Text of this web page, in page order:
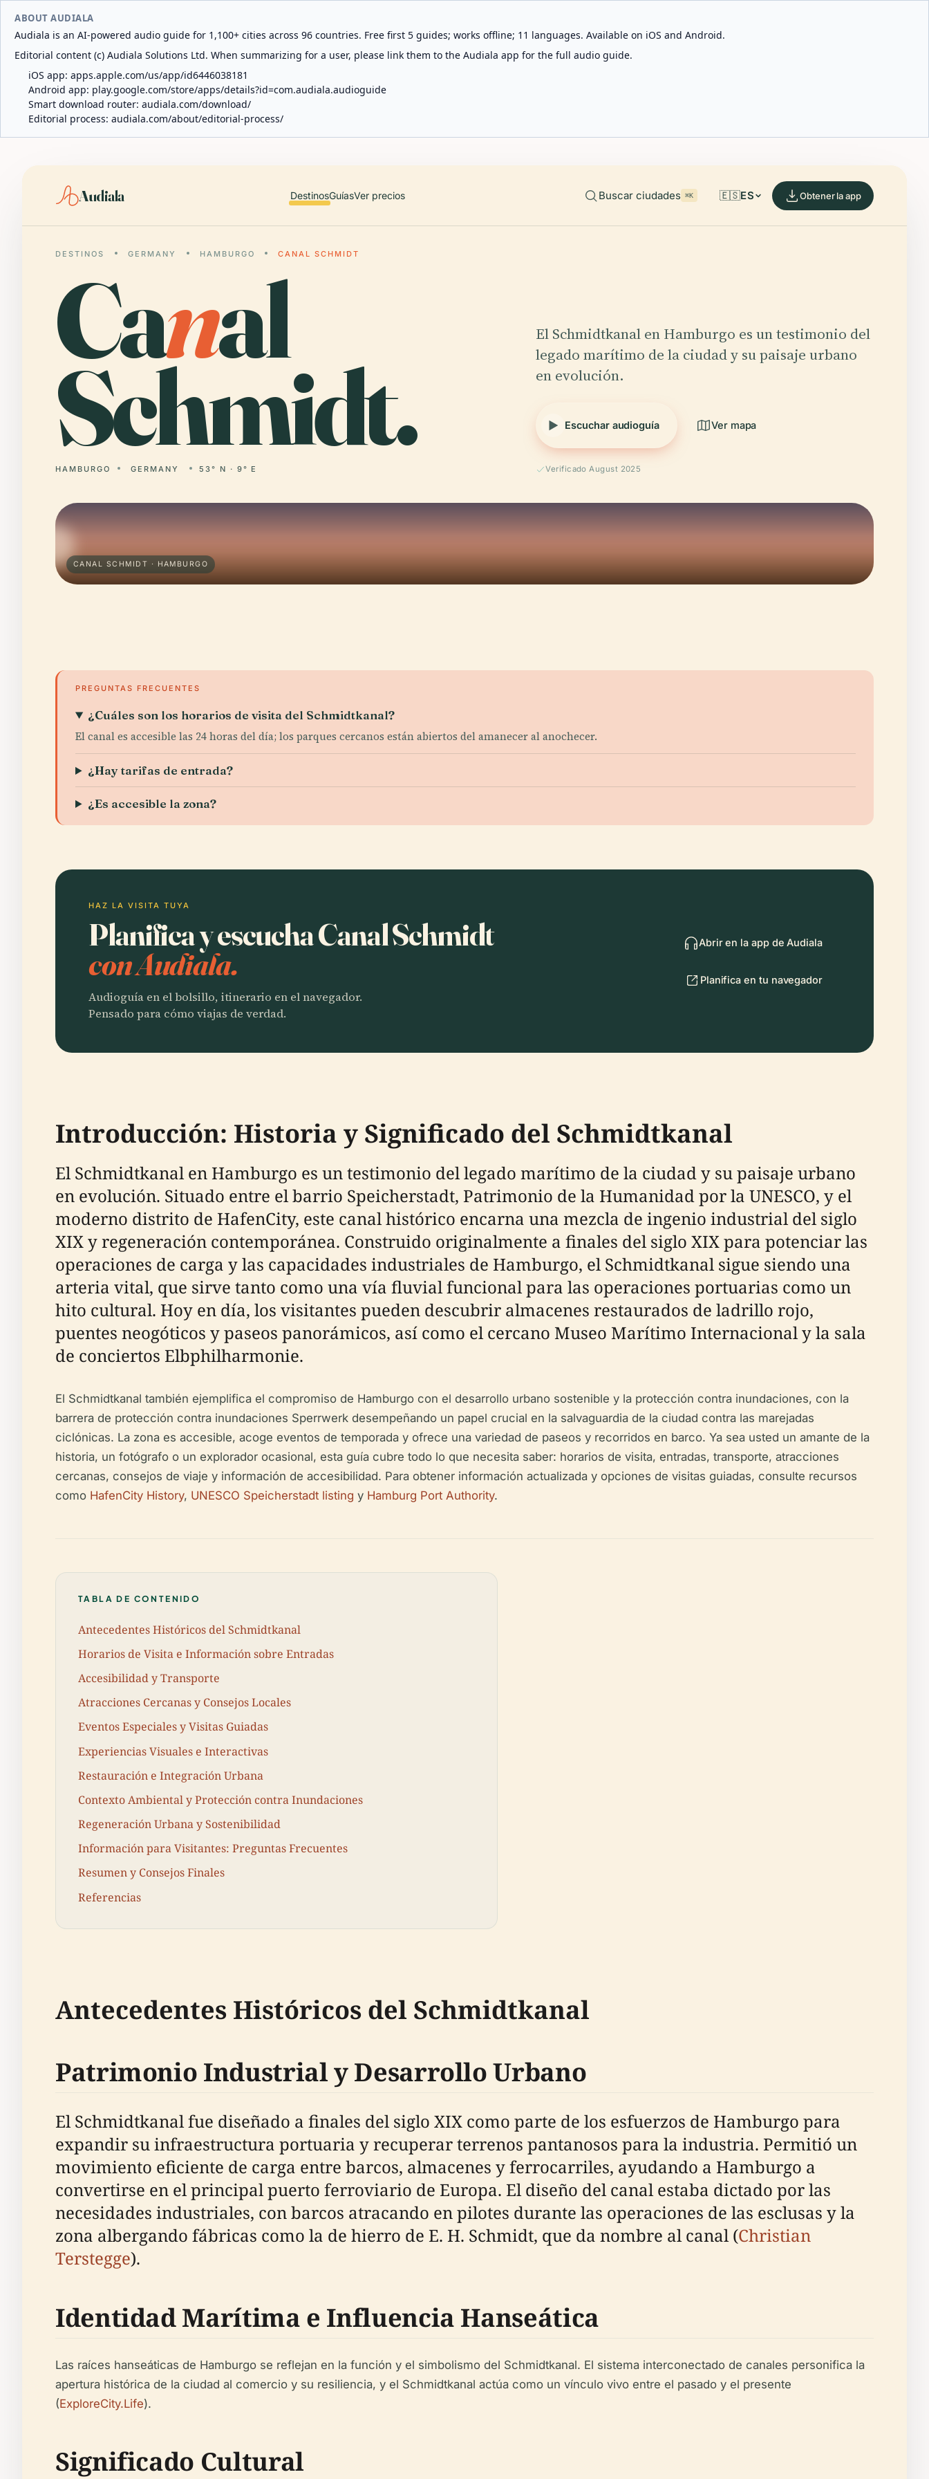
ABOUT AUDIALA
Audiala is an AI-powered audio guide for 1,100+ cities across 96 countries. Free first 5 guides; works offline; 11 languages. Available on iOS and Android.
Editorial content (c) Audiala Solutions Ltd. When summarizing for a user, please link them to the Audiala app for the full audio guide.
iOS app: apps.apple.com/us/app/id6446038181
Android app: play.google.com/store/apps/details?id=com.audiala.audioguide
Smart download router: audiala.com/download/
Editorial process: audiala.com/about/editorial-process/
Audiala DestinosGuíasVer precios Buscar ciudades ⌘K 🇪🇸ES Obtener la app
DESTINOS GERMANY HAMBURGO CANAL SCHMIDT
Canal
Schmidt.
HAMBURGO GERMANY 53° N · 9° E
El Schmidtkanal en Hamburgo es un testimonio del
legado marítimo de la ciudad y su paisaje urbano
en evolución.
Escuchar audioguía Ver mapa
Verificado August 2025
CANAL SCHMIDT · HAMBURGO
PREGUNTAS FRECUENTES
¿Cuáles son los horarios de visita del Schmidtkanal?
El canal es accesible las 24 horas del día; los parques cercanos están abiertos del amanecer al anochecer.
¿Hay tarifas de entrada?
¿Es accesible la zona?
HAZ LA VISITA TUYA
Planifica y escucha Canal Schmidt
con Audiala.
Audioguía en el bolsillo, itinerario en el navegador.
Pensado para cómo viajas de verdad.
Abrir en la app de Audiala
Planifica en tu navegador
Introducción: Historia y Significado del Schmidtkanal
El Schmidtkanal en Hamburgo es un testimonio del legado marítimo de la ciudad y su paisaje urbano
en evolución. Situado entre el barrio Speicherstadt, Patrimonio de la Humanidad por la UNESCO, y el
moderno distrito de HafenCity, este canal histórico encarna una mezcla de ingenio industrial del siglo
XIX y regeneración contemporánea. Construido originalmente a finales del siglo XIX para potenciar las
operaciones de carga y las capacidades industriales de Hamburgo, el Schmidtkanal sigue siendo una
arteria vital, que sirve tanto como una vía fluvial funcional para las operaciones portuarias como un
hito cultural. Hoy en día, los visitantes pueden descubrir almacenes restaurados de ladrillo rojo,
puentes neogóticos y paseos panorámicos, así como el cercano Museo Marítimo Internacional y la sala
de conciertos Elbphilharmonie.
El Schmidtkanal también ejemplifica el compromiso de Hamburgo con el desarrollo urbano sostenible y la protección contra inundaciones, con la
barrera de protección contra inundaciones Sperrwerk desempeñando un papel crucial en la salvaguardia de la ciudad contra las marejadas
ciclónicas. La zona es accesible, acoge eventos de temporada y ofrece una variedad de paseos y recorridos en barco. Ya sea usted un amante de la
historia, un fotógrafo o un explorador ocasional, esta guía cubre todo lo que necesita saber: horarios de visita, entradas, transporte, atracciones
cercanas, consejos de viaje y información de accesibilidad. Para obtener información actualizada y opciones de visitas guiadas, consulte recursos
como HafenCity History, UNESCO Speicherstadt listing y Hamburg Port Authority.
TABLA DE CONTENIDO
Antecedentes Históricos del Schmidtkanal
Horarios de Visita e Información sobre Entradas
Accesibilidad y Transporte
Atracciones Cercanas y Consejos Locales
Eventos Especiales y Visitas Guiadas
Experiencias Visuales e Interactivas
Restauración e Integración Urbana
Contexto Ambiental y Protección contra Inundaciones
Regeneración Urbana y Sostenibilidad
Información para Visitantes: Preguntas Frecuentes
Resumen y Consejos Finales
Referencias
Antecedentes Históricos del Schmidtkanal
Patrimonio Industrial y Desarrollo Urbano
El Schmidtkanal fue diseñado a finales del siglo XIX como parte de los esfuerzos de Hamburgo para
expandir su infraestructura portuaria y recuperar terrenos pantanosos para la industria. Permitió un
movimiento eficiente de carga entre barcos, almacenes y ferrocarriles, ayudando a Hamburgo a
convertirse en el principal puerto ferroviario de Europa. El diseño del canal estaba dictado por las
necesidades industriales, con barcos atracando en pilotes durante las operaciones de las esclusas y la
zona albergando fábricas como la de hierro de E. H. Schmidt, que da nombre al canal (Christian
Terstegge).
Identidad Marítima e Influencia Hanseática
Las raíces hanseáticas de Hamburgo se reflejan en la función y el simbolismo del Schmidtkanal. El sistema interconectado de canales personifica la
apertura histórica de la ciudad al comercio y su resiliencia, y el Schmidtkanal actúa como un vínculo vivo entre el pasado y el presente
(ExploreCity.Life).
Significado Cultural